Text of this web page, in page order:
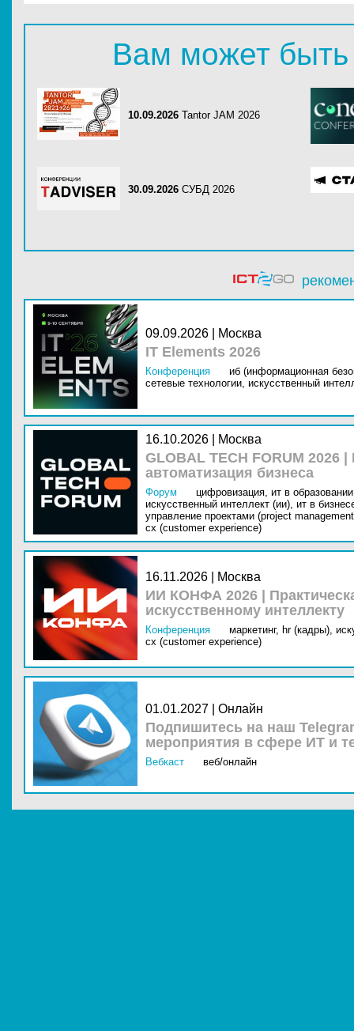
Вам может быть
10.09.2026 Tantor JAM 2026
30.09.2026 СУБД 2026
09.09.2026 | Москва
IT Elements 2026
Конференция
иб (информационная
сетевые технологии, искусственный
16.10.2026 | Москва
GLOBAL TECH FORUM
автоматизация бизнеса
Форум цифровизация, ит в
искусственный интеллект (ии), ит в
управление проектами (project
cx (customer experience)
16.11.2026 | Москва
ИИ КОНФА 2026 |
искусственному интеллекту
Конференция маркетинг, hr (кадры),
cx (customer experience)
01.01.2027 | Онлайн
Подпишитесь на наш
мероприятия в сфере ИТ и
Вебкаст веб/онлайн